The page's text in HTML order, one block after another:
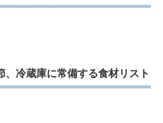
、冷蔵庫に常備する食材リスト